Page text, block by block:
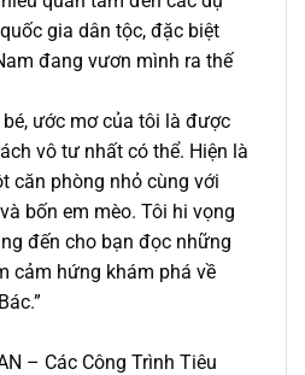
gia dân tộc, đặc biệt
đang vươn mình ra thế
ước mơ của tôi là được
vô tư nhất có thể. Hiện là
căn phòng nhỏ cùng với
bốn em mèo. Tôi hi vọng
đến cho bạn đọc những
cảm hứng khám phá về
– Các Công Trình Tiêu